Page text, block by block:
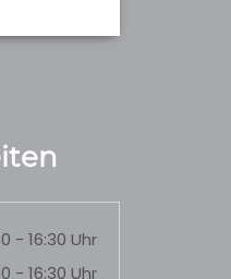
- 16:30 Uhr
- 16:30 Uhr